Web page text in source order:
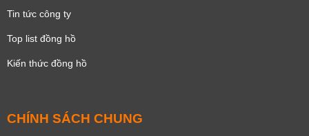
Tin tức công ty
Top list đồng hồ
Kiến thức đồng hồ
CHÍNH SÁCH CHUNG